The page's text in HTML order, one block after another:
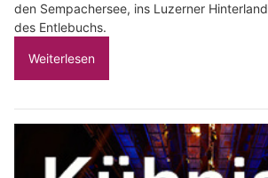
den Sempachersee, ins Luzerner
des Entlebuchs.
Weiterlesen